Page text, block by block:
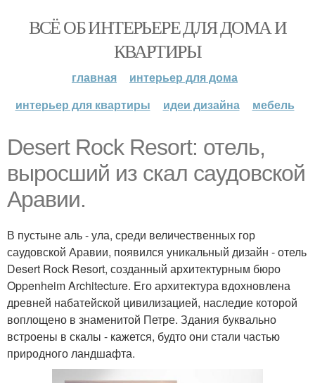
ВСЁ ОБ ИНТЕРЬЕРЕ ДЛЯ ДОМА И
КВАРТИРЫ
главная
интерьер для дома
интерьер для квартиры
идеи дизайна мебель
Desert Rock Resort: отель,
выросший из скал саудовской
Аравии.
В пустыне аль - ула, среди величественных гор
саудовской Аравии, появился уникальный дизайн - отель
Desert Rock Resort, созданный архитектурным бюро
Oppenheim Architecture. Его архитектура вдохновлена
древней набатейской цивилизацией, наследие которой
воплощено в знаменитой Петре. Здания буквально
встроены в скалы - кажется, будто они стали частью
природного ландшафта.